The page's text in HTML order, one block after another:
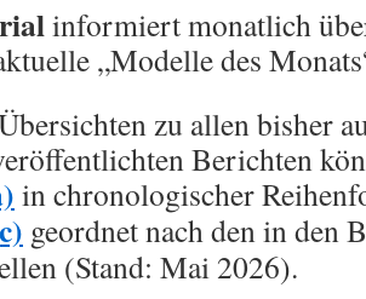
informiert monatlich
„Modelle des
zu allen bisher
Berichten
in chronologischer
geordnet nach den in den
(Stand: Mai 2026).